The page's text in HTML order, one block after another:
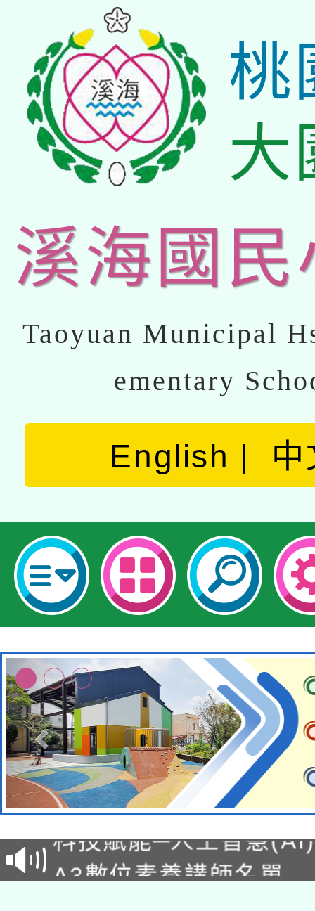
桃
大
溪海國民
Taoyuan Municipal
ementary
English 中
本館辦理115年度閱讀
暨閱讀推動專業研習
礎課程
A3數位素養講師名單